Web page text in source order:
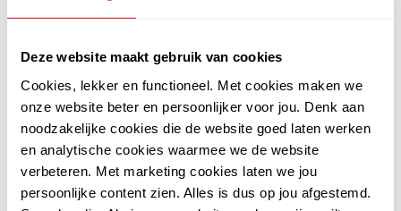
Deze website maakt gebruik van cookies
Cookies, lekker en functioneel. Met cookies maken we
onze website beter en persoonlijker voor jou. Denk aan
noodzakelijke cookies die de website goed laten werken
en analytische cookies waarmee we de website
verbeteren. Met marketing cookies laten we jou
persoonlijke content zien. Alles is dus op jou afgestemd.
2 paar Dutchy
gripsokken zwart
12,999 99
9,998